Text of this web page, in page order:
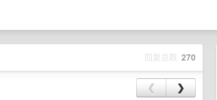
回复总数 270
❮ ❯